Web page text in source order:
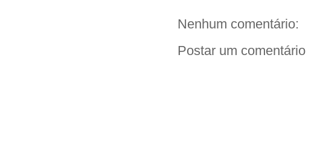
Nenhum comentário:
Postar um comentário